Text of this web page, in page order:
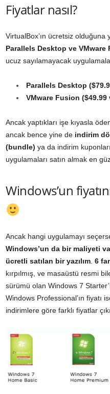
Fiyatlar nasıl?
VirtualBox’ın ücretsiz olduğuna
Parallels Desktop ve VMware
ucuz sayılamayacak
Parallels Desktop
VMware Fusion ($49.99
Ancak yaptıkları işe kıyasla
ancak bence yine de indirim
(bundle) ya da indirim
uygulamaları satın almak en
Windows’un
Ancak hangi uygulamayı
Windows’un da bir maliyeti
ücretli satılan bir yazılım 6
kırpılmış, ve masaüstü resmi
sürümü olan Windows 7
Windows Professional’ın fiyatı
indirimlere göre farklı fiyatlar